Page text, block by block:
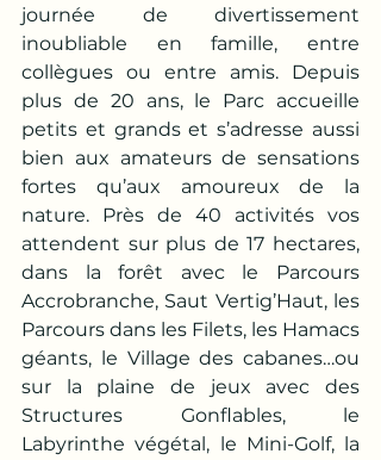
journée de divertissement
inoubliable en famille, entre
collègues ou entre amis. Depuis
plus de 20 ans, le Parc accueille
petits et grands et s’adresse aussi
bien aux amateurs de sensations
fortes qu’aux amoureux de la
nature. Près de 40 activités vos
attendent sur plus de 17 hectares,
dans la forêt avec le Parcours
Accrobranche, Saut Vertig’Haut, les
Parcours dans les Filets, les Hamacs
géants, le Village des cabanes…ou
sur la plaine de jeux avec des
Structures Gonflables, le
Labyrinthe végétal, le Mini-Golf, la